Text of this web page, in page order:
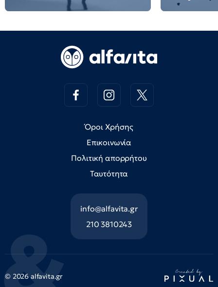
Όροι Χρήσης
Επικοινωνία
Πολιτική απορρήτου
Ταυτότητα
info@alfavita.gr
210 3810243
© 2026 alfavita.gr